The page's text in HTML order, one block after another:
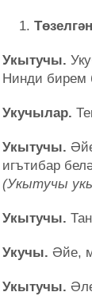
Укытучы.
Нинди бирем
Укучылар.
Укытучы.
игътибар
(Укытучы
Укытучы.
Укучы. Әйе,
Укытучы.